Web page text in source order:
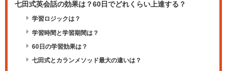
七田式英会話の効果は？60日でどれくらい上達する？
学習ロジックは？
学習時間と学習期間は？
60日の学習効果は？
七田式とカランメソッド最大の違いは？